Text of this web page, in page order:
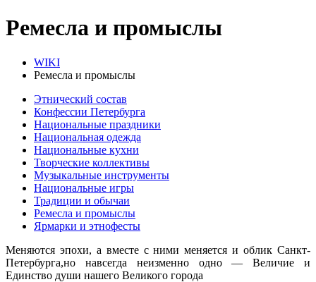
Ремесла и промыслы
WIKI
Ремесла и промыслы
Этнический состав
Конфессии Петербурга
Национальные праздники
Национальная одежда
Национальные кухни
Творческие коллективы
Музыкальные инструменты
Национальные игры
Традиции и обычаи
Ремесла и промыслы
Ярмарки и этнофесты
Меняются эпохи, а вместе с ними меняется и облик Санкт-
Петербурга,но навсегда неизменно одно — Величие и
Единство души нашего Великого города